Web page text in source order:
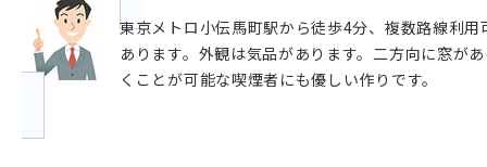
東京メトロ小伝馬町駅から徒歩4分、複数路線利
あります。外観は気品があります。二方向に窓が
くことが可能な喫煙者にも優しい作りです。